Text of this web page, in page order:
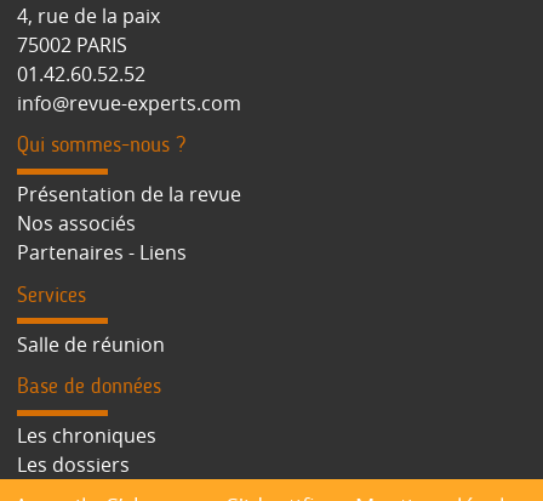
4, rue de la paix
75002 PARIS
01.42.60.52.52
info@revue-experts.com
Qui sommes-nous ?
Présentation de la revue
Nos associés
Partenaires - Liens
Services
Salle de réunion
Base de données
Les chroniques
Les dossiers